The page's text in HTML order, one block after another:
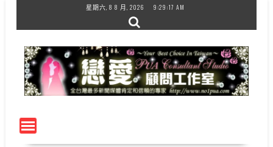
content
星期六, 8 8 月, 2026 9:29:17 AM